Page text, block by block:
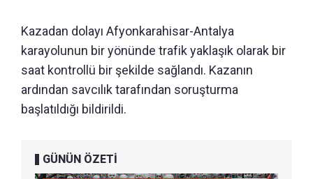
Kazadan dolayı Afyonkarahisar-Antalya
karayolunun bir yönünde trafik yaklaşık olarak bir
saat kontrollü bir şekilde sağlandı. Kazanın
ardından savcılık tarafından soruşturma
başlatıldığı bildirildi.
GÜNÜN ÖZETİ